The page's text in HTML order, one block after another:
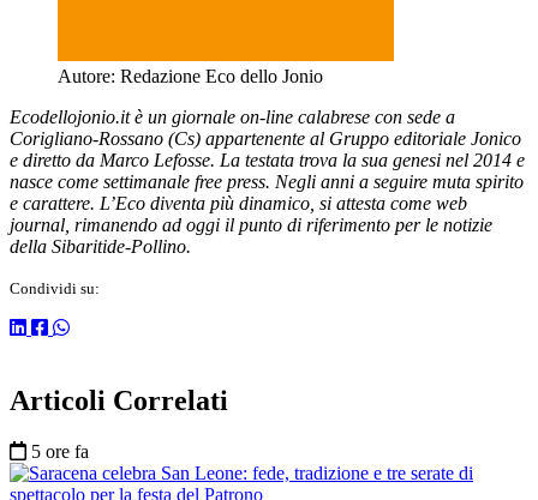
Autore: Redazione Eco dello Jonio
Ecodellojonio.it è un giornale on-line calabrese con sede a
Corigliano-Rossano (Cs) appartenente al Gruppo editoriale Jonico
e diretto da Marco Lefosse. La testata trova la sua genesi nel 2014 e
nasce come settimanale free press. Negli anni a seguire muta spirito
e carattere. L’Eco diventa più dinamico, si attesta come web
journal, rimanendo ad oggi il punto di riferimento per le notizie
della Sibaritide-Pollino.
Condividi su:
Articoli Correlati
5 ore fa